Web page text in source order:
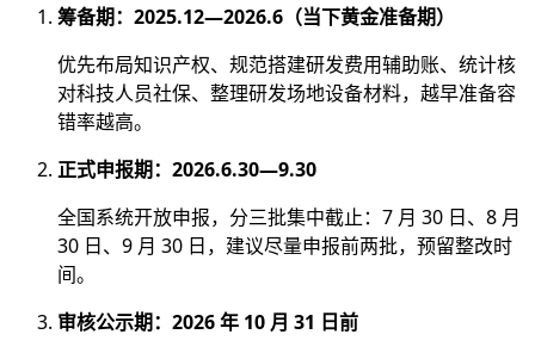
筹备期：2025.12—2026.6（当下黄金准备期）
优先布局知识产权、规范搭建研发费用辅助账、统计核
对科技人员社保、整理研发场地设备材料，越早准备容
错率越高。
正式申报期：2026.6.30—9.30
全国系统开放申报，分三批集中截止：7 月 30 日、8 月
30 日、9 月 30 日，建议尽量申报前两批，预留整改时
间。
审核公示期：2026 年 10 月 31 日前